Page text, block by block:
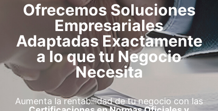
Ofrecemos Soluciones
Empresariales
Adaptadas Exactamente
a lo que tu Negocio
Necesita
Aumenta la rentabilidad de tu negocio con las